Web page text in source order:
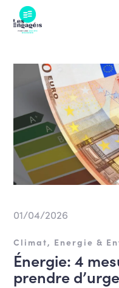
content
01/04/2026
Climat, Energie &
Énergie: 4
prendre